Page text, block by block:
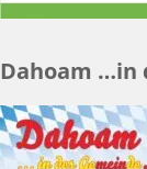
Dahoam …in